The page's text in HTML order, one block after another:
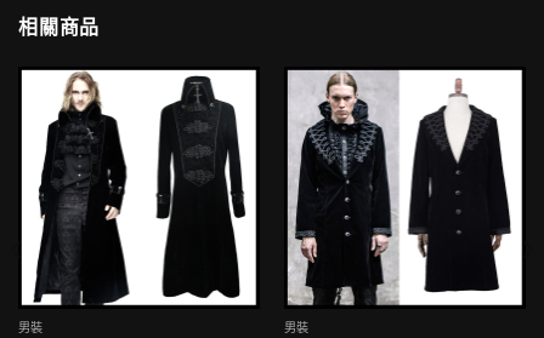
相關商品
男裝 男裝